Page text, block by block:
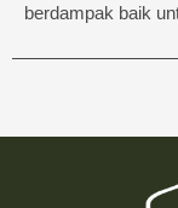
berdampak baik